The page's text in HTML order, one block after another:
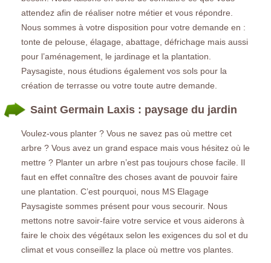
attendez afin de réaliser notre métier et vous répondre.
Nous sommes à votre disposition pour votre demande en :
tonte de pelouse, élagage, abattage, défrichage mais aussi
pour l’aménagement, le jardinage et la plantation.
Paysagiste, nous étudions également vos sols pour la
création de terrasse ou votre toute autre demande.
Saint Germain Laxis : paysage du jardin
Voulez-vous planter ? Vous ne savez pas où mettre cet
arbre ? Vous avez un grand espace mais vous hésitez où le
mettre ? Planter un arbre n’est pas toujours chose facile. Il
faut en effet connaître des choses avant de pouvoir faire
une plantation. C’est pourquoi, nous MS Elagage
Paysagiste sommes présent pour vous secourir. Nous
mettons notre savoir-faire votre service et vous aiderons à
faire le choix des végétaux selon les exigences du sol et du
climat et vous conseillez la place où mettre vos plantes.